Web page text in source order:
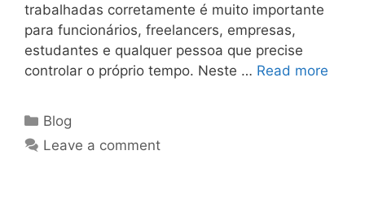
trabalhadas corretamente é muito importante
para funcionários, freelancers, empresas,
estudantes e qualquer pessoa que precise
controlar o próprio tempo. Neste … Read more
Categories
Blog
Leave a comment